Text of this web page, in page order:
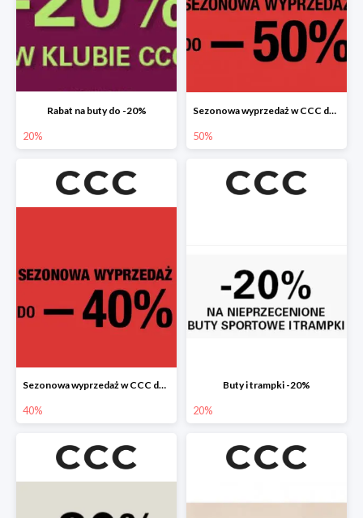
Rabat na buty do -20%
20%
Sezonowa wyprzedaż w CCC do -50%
50%
Sezonowa wyprzedaż w CCC do -40%
40%
Buty i trampki -20%
20%